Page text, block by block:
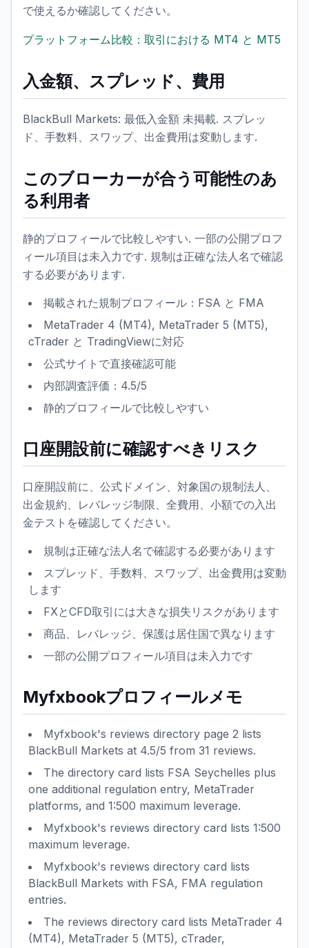
で使えるか確認してください。
プラットフォーム比較：取引における MT4 と MT5
入金額、スプレッド、費用
BlackBull Markets: 最低入金額 未掲載. スプレッ
ド、手数料、スワップ、出金費用は変動します.
このブローカーが合う可能性のあ
る利用者
静的プロフィールで比較しやすい. 一部の公開プロフ
ィール項目は未入力です. 規制は正確な法人名で確認
する必要があります.
掲載された規制プロフィール：FSA と FMA
MetaTrader 4 (MT4), MetaTrader 5 (MT5),
cTrader と TradingViewに対応
公式サイトで直接確認可能
内部調査評価：4.5/5
静的プロフィールで比較しやすい
口座開設前に確認すべきリスク
口座開設前に、公式ドメイン、対象国の規制法人、
出金規約、レバレッジ制限、全費用、小額での入出
金テストを確認してください。
規制は正確な法人名で確認する必要があります
スプレッド、手数料、スワップ、出金費用は変動
します
FXとCFD取引には大きな損失リスクがあります
商品、レバレッジ、保護は居住国で異なります
一部の公開プロフィール項目は未入力です
Myfxbookプロフィールメモ
Myfxbook's reviews directory page 2 lists
BlackBull Markets at 4.5/5 from 31 reviews.
The directory card lists FSA Seychelles plus
one additional regulation entry, MetaTrader
platforms, and 1:500 maximum leverage.
Myfxbook's reviews directory card lists 1:500
maximum leverage.
Myfxbook's reviews directory card lists
BlackBull Markets with FSA, FMA regulation
entries.
The reviews directory card lists MetaTrader 4
(MT4), MetaTrader 5 (MT5), cTrader,